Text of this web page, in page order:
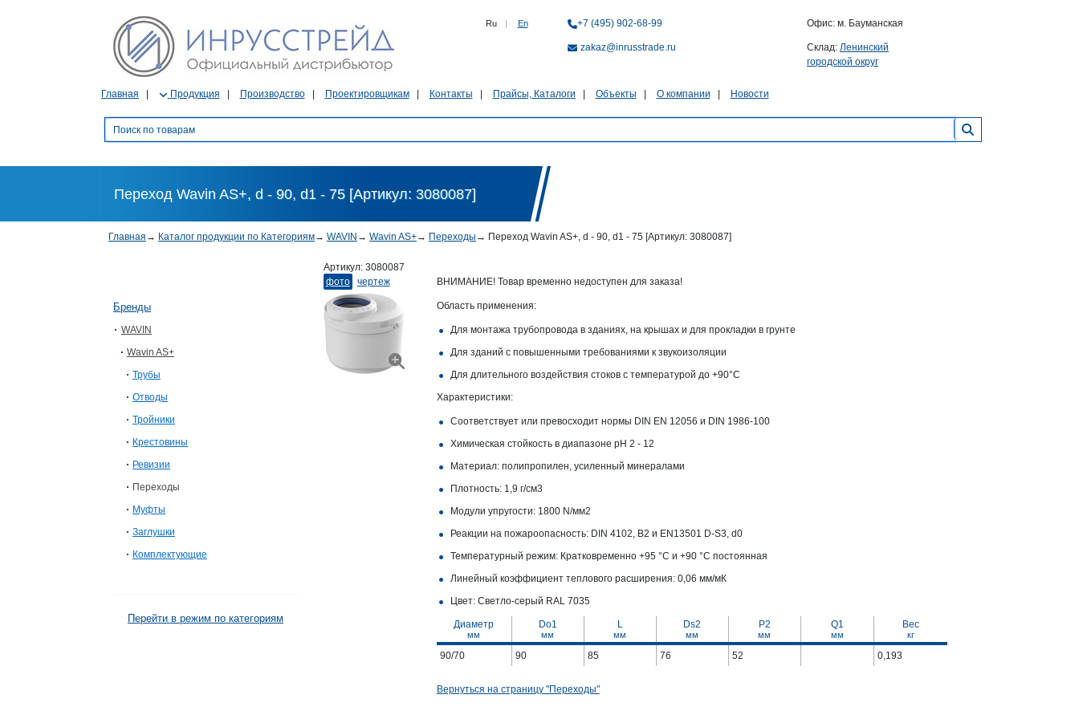
Ru | En +7 (495) 902-68-99
zakaz@inrusstrade.ru
Офис: м. Бауманская
Склад: Ленинский
городской округ
Главная Продукция Производство Проектировщикам Контакты Прайсы, Каталоги Объекты О компании Новости
Переход Wavin AS+, d - 90, d1 - 75 [Артикул: 3080087]
Главная → Каталог продукции по Категориям→ WAVIN → Wavin AS+→ Переходы → Переход Wavin AS+, d - 90, d1 - 75 [Артикул: 3080087]
Бренды
WAVIN
Wavin AS+
Трубы
Отводы
Тройники
Крестовины
Ревизии
Переходы
Муфты
Заглушки
Комплектующие
Перейти в режим по категориям
Артикул: 3080087
фото
чертеж ВНИМАНИЕ! Товар временно недоступен для заказа!
Область применения:
Для монтажа трубопровода в зданиях, на крышах и для прокладки в грунте
Для зданий с повышенными требованиями к звукоизоляции
Для длительного воздействия стоков с температурой до +90°С
Характеристики:
Соответствует или превосходит нормы DIN EN 12056 и DIN 1986-100
Химическая стойкость в диапазоне pH 2 - 12
Материал: полипропилен, усиленный минералами
Плотность: 1,9 г/см3
Модули упругости: 1800 N/мм2
Реакции на пожароопасность: DIN 4102, B2 и EN13501 D-S3, d0
Температурный режим: Кратковременно +95 °C и +90 °C постоянная
Линейный коэффициент теплового расширения: 0,06 мм/мК
Цвет: Светло-серый RAL 7035
Диаметр Do1 L Ds2 P2 Q1 Вес
мм мм мм мм мм мм кг
90/70 90 85 76 52 0,193
Вернуться на страницу "Переходы"